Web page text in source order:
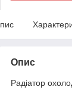
Опис
Радіатор